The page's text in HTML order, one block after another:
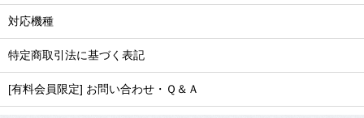
対応機種
特定商取引法に基づく表記
[有料会員限定] お問い合わせ・Ｑ＆Ａ